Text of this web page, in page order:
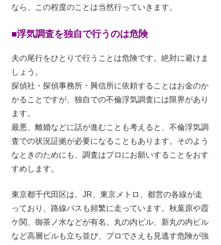
なら、この程度のことは当然行っていきます。
■浮気調査を独自で行うのは危険
夫の尾行をひとりで行うことは危険です。絶対に避けま
しょう。
探偵社・探偵事務所・興信所に依頼することはお金のか
かることですが、独自での不倫浮気調査には限界があり
ます。
最悪、離婚などに話が進むことも考えると、不倫浮気調
査での状況証拠が必要になることもあります。そのよう
なときのためにも、調査はプロにお願いすることをおす
すめします。
東京都千代田区は、JR、東京メトロ、都営の各線が走
っており、路線バスも頻繁に走っています。秋葉原や霞
ケ関、御茶ノ水などが有名。丸の内ビル、新丸の内ビル
など高層ビルも立ち並び、プロでさえも見逃す危険が強